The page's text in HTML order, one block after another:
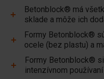
Betonblock® má
sklade a môže ich
Formy Betonblock®
ocele (bez plastu) a
Formy Betonblock®
intenzívnom